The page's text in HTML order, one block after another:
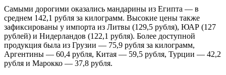
Самыми дорогими оказались мандарины из Египта — в
среднем 142,1 рубля за килограмм. Высокие цены также
зафиксированы у импорта из Литвы (129,5 рубля), ЮАР (127
рублей) и Нидерландов (122,1 рубля). Более доступной
продукция была из Грузии — 75,9 рубля за килограмм,
Аргентины — 60,4 рубля, Китая — 59,5 рубля, Турции — 42,2
рубля и Марокко — 37,8 рубля.